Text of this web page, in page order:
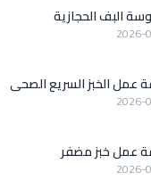
البف الحجازية
2026-
عمل الخبز السريع الصحى
2026-
عمل خبز مضفر
2026-